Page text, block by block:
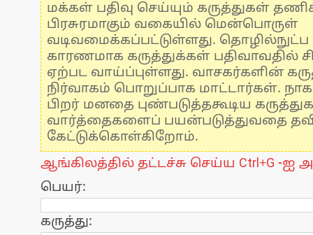
மக்கள் பதிவு செய்யும் கருத்துகள்
பிரசுரமாகும் வகையில் மென்பொருள்
வடிவமைக்கப்பட்டுள்ளது.
காரணமாக கருத்துக்கள் பதிவாவதில்
ஏற்பட வாய்ப்புள்ளது. வாசகர்களின்
நிர்வாகம் பொறுப்பாக மாட்டார்கள்.
பிறர் மனதை புண்படுத்தகூடிய
வார்த்தைகளைப் பயன்படுத்துவதை
கேட்டுக்கொள்கிறோம்.
ஆங்கிலத்தில் தட்டச்சு செய்ய Ctrl+G -ஐ
பெயர்:
கருத்து: